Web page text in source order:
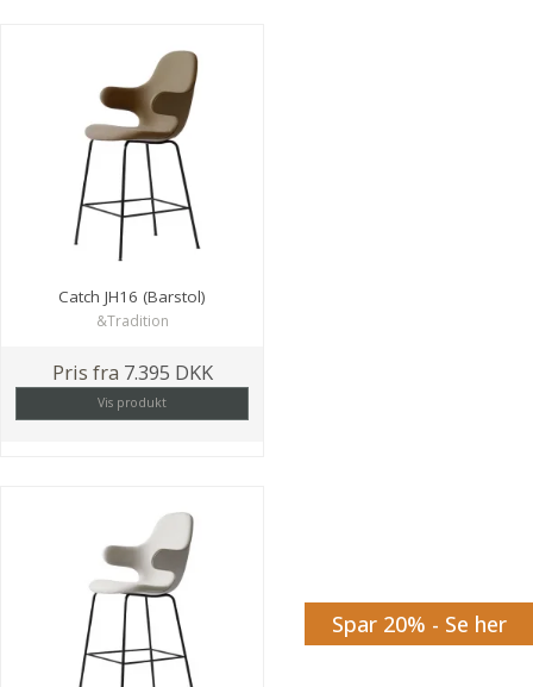
Catch JH16 (Barstol)
&Tradition
Pris fra 7.395 DKK
Vis produkt
Spar 20% - Se her